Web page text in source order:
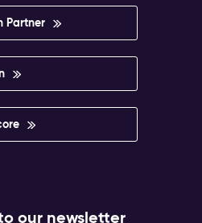
Partner
our newsletter